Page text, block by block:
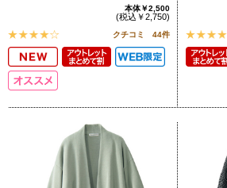
本体￥2,500
(税込￥2,750)
クチコミ 44件